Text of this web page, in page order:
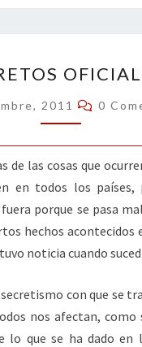
dI
n
l
p
ar
tir
OFICIALES
2011 0
de las cosas que
en todos los
porque se pasa
hechos acontecidos
noticia cuando
con que se
nos afectan, como
lo que se ha dado en